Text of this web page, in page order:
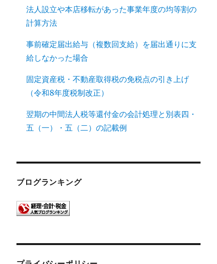
法人設立や本店移転があった事業年度の均等割の
計算方法
事前確定届出給与（複数回支給）を届出通りに支
給しなかった場合
固定資産税・不動産取得税の免税点の引き上げ
（令和8年度税制改正）
翌期の中間法人税等還付金の会計処理と別表四・
五（一）・五（二）の記載例
ブログランキング